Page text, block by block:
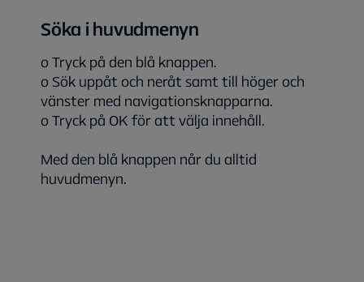
Söka i huvudmenyn
o Tryck på den blå knappen.
o Sök uppåt och neråt samt till höger och
vänster med navigationsknapparna.
o Tryck på OK för att välja innehåll.
Med den blå knappen når du alltid
huvudmenyn.